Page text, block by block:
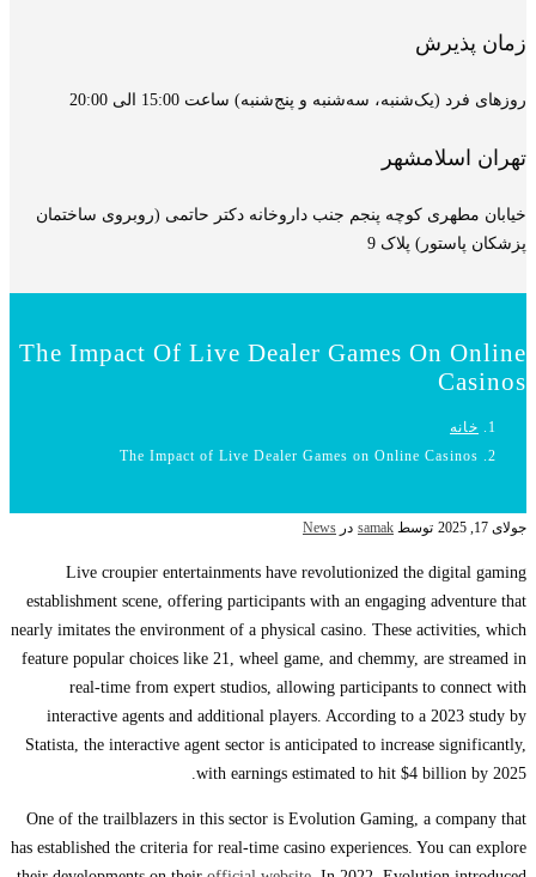
زمان پذیرش
روزهای فرد (یک‌شنبه، سه‌شنبه و پنج‌شنبه) ساعت 15:00 الی 20:00
تهران اسلامشهر
خیابان مطهری کوچه پنجم جنب داروخانه دکتر حاتمی (روبروی ساختمان
پزشکان پاستور) پلاک 9
The Impact Of Live Dealer Games On Online
Casinos
خانه
The Impact of Live Dealer Games on Online Casinos
جولای 17, 2025 توسط samak در News
Live croupier entertainments have revolutionized the digital gaming
establishment scene, offering participants with an engaging adventure that
nearly imitates the environment of a physical casino. These activities, which
feature popular choices like 21, wheel game, and chemmy, are streamed in
real-time from expert studios, allowing participants to connect with
interactive agents and additional players. According to a 2023 study by
Statista, the interactive agent sector is anticipated to increase significantly,
with earnings estimated to hit $4 billion by 2025.
One of the trailblazers in this sector is Evolution Gaming, a company that
has established the criteria for real-time casino experiences. You can explore